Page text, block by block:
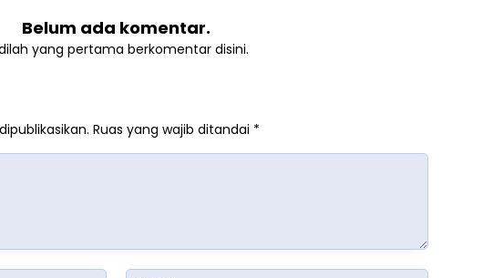
Belum ada komentar.
yang pertama berkomentar disini.
Ruas yang wajib ditandai *